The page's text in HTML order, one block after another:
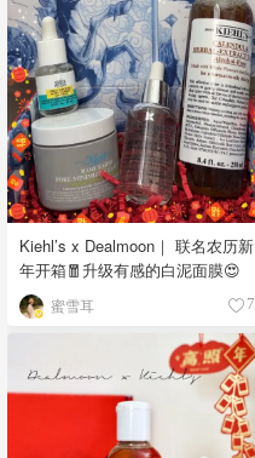
Kiehl’s x Dealmoon｜ 联名农历新
年开箱🧧升级有感的白泥面膜😍
蜜雪耳 7